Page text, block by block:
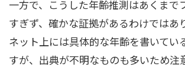
一方で、こうした年齢推測はあくまで
すぎず、確かな証拠があるわけではあ
ネット上には具体的な年齢を書いてい
すが、出典が不明なものも多いため注